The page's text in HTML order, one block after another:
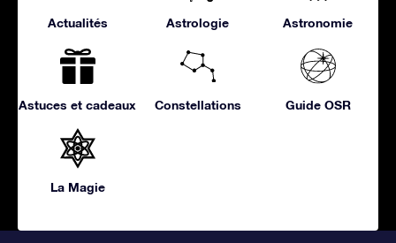
Actualités Astrologie Astronomie
Astuces et cadeaux Constellations Guide OSR
La Magie